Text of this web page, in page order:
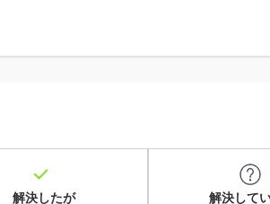
解決したが
解決して